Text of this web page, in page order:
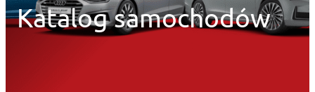
Katalog samochodów